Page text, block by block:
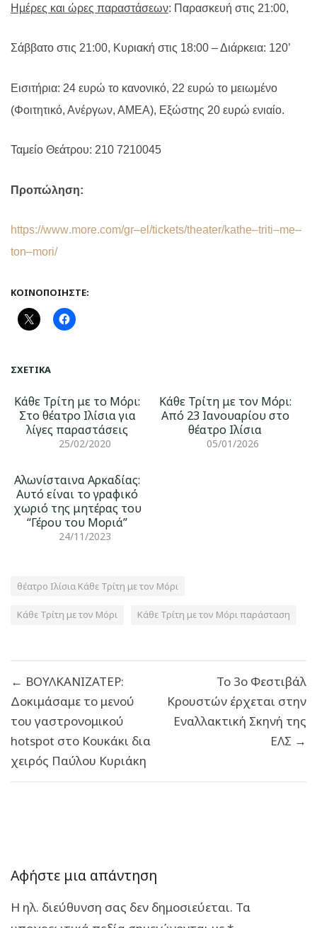
Ηµέρες και ώρες παραστάσεων: Παρασκευή στις 21:00,
Σάββατο στις 21:00, Κυριακή στις 18:00 – Διάρκεια: 120’
Εισιτήρια: 24 ευρώ το κανονικό, 22 ευρώ το μειωμένο
(Φοιτητικό, Ανέργων, ΑΜΕΑ), Εξώστης 20 ευρώ ενιαίο.
Ταμείο Θεάτρου: 210 7210045
Προπώληση:
https://www.more.com/gr–el /tickets/theater/kathe–triti–me–
ton–mori/
ΚΟΙΝΟΠΟΙΉΣΤΕ:
ΣΧΕΤΙΚΆ
Κάθε Τρίτη με το Μόρι:
Στο θέατρο Ιλίσια για
λίγες παραστάσεις
25/02/2020
Κάθε Τρίτη με τον Μόρι:
Από 23 Ιανουαρίου στο
θέατρο Ιλίσια
05/01/2026
Αλωνίσταινα Αρκαδίας:
Αυτό είναι το γραφικό
χωριό της μητέρας του
“Γέρου του Μοριά”
24/11/2023
θέατρο Ιλίσια Κάθε Τρίτη με τον Μόρι
Κάθε Τρίτη με τον Μόρι Κάθε Τρίτη με τον Μόρι παράσταση
άρθρων
← ΒΟΥΛΚΑΝΙΖΑΤΕΡ:
Δοκιμάσαμε το μενού
του γαστρονομικού
hotspot στο Κουκάκι δια
χειρός Παύλου Κυριάκη
Το 3ο Φεστιβάλ
Κρουστών έρχεται στην
Εναλλακτική Σκηνή της
ΕΛΣ →
Αφήστε μια απάντηση
Η ηλ. διεύθυνση σας δεν δημοσιεύεται. Τα